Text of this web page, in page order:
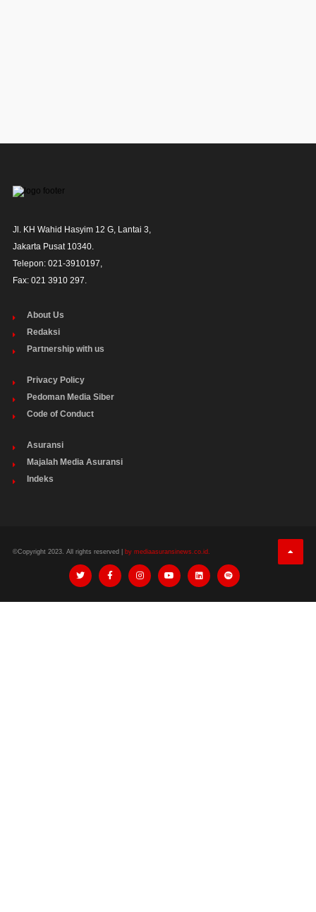
Jl. KH Wahid Hasyim 12 G, Lantai 3,
Jakarta Pusat 10340.
Telepon: 021-3910197,
Fax: 021 3910 297.
About Us
Redaksi
Partnership with us
Privacy Policy
Pedoman Media Siber
Code of Conduct
Asuransi
Majalah Media Asuransi
Indeks
©Copyright 2023. All rights reserved | by mediaasuransinews.co.id.